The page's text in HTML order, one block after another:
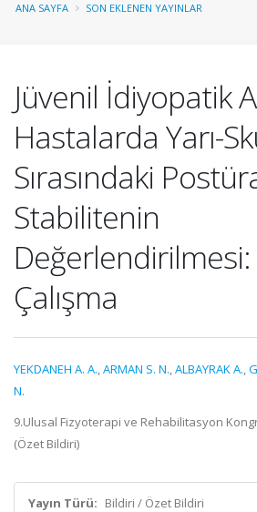
ANA SAYFA SON EKLENEN YAYINLAR
Jüvenil İdiyopatik
Hastalarda Yarı-
Sırasındaki
Stabilitenin
Çalışma
YEKDANEH A. A.,ARMAN S. N.,ALBAYRAK A.,
N.
9.Ulusal Fizyoterapi ve Rehabilitasyon
(Özet Bildiri)
Yayın Türü: Bildiri / Özet Bildiri